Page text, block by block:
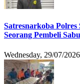
Satresnarkoba
Seorang Pembeli
Wednesday, 29/07/2026